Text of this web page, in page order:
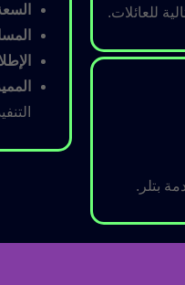
للعائلات.
بتلر.